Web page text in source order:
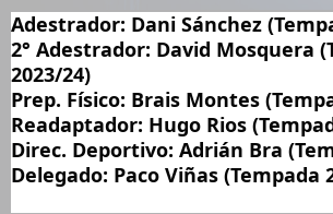
Adestrador: Dani Sánchez
2° Adestrador: David Mosquera
2023/24)
Prep. Físico: Brais Montes
Readaptador: Hugo Rios
Direc. Deportivo: Adrián Bra
Delegado: Paco Viñas (Tempada